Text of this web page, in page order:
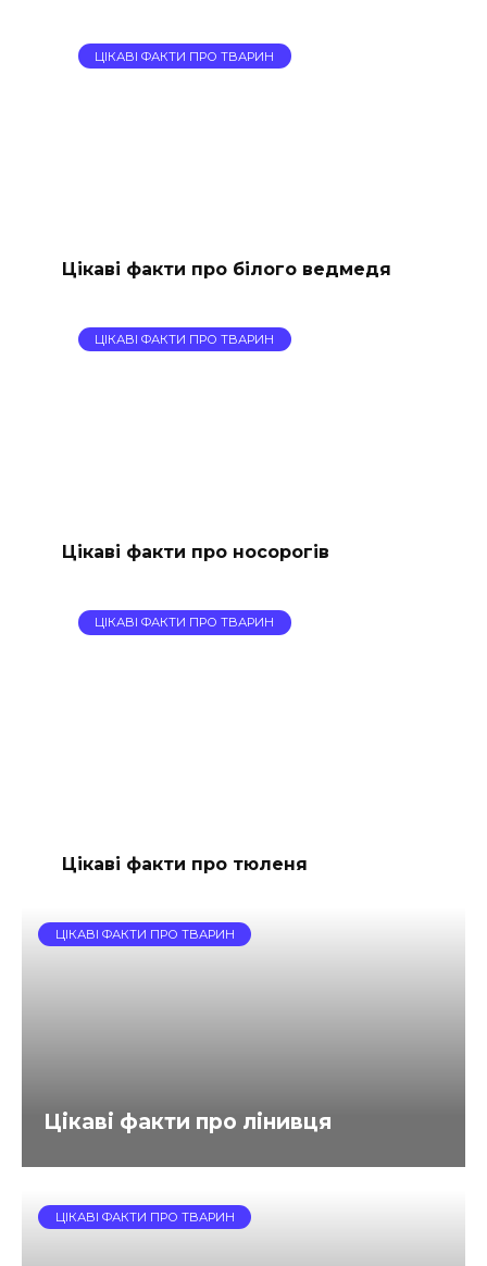
ЦІКАВІ ФАКТИ ПРО ТВАРИН
Цікаві факти про білого ведмедя
ЦІКАВІ ФАКТИ ПРО ТВАРИН
Цікаві факти про носорогів
ЦІКАВІ ФАКТИ ПРО ТВАРИН
Цікаві факти про тюленя
ЦІКАВІ ФАКТИ ПРО ТВАРИН
Цікаві факти про лінивця
ЦІКАВІ ФАКТИ ПРО ТВАРИН